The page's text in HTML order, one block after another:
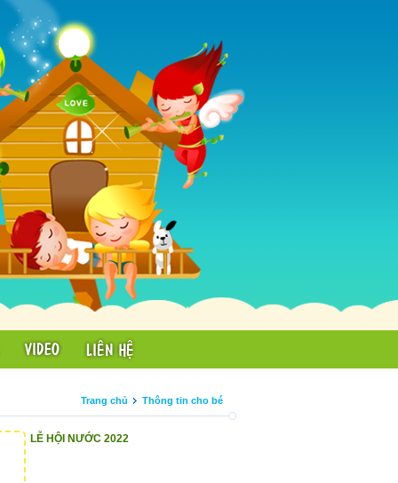
Trang chủ Thông tin cho bé
LỄ HỘI NƯỚC 2022